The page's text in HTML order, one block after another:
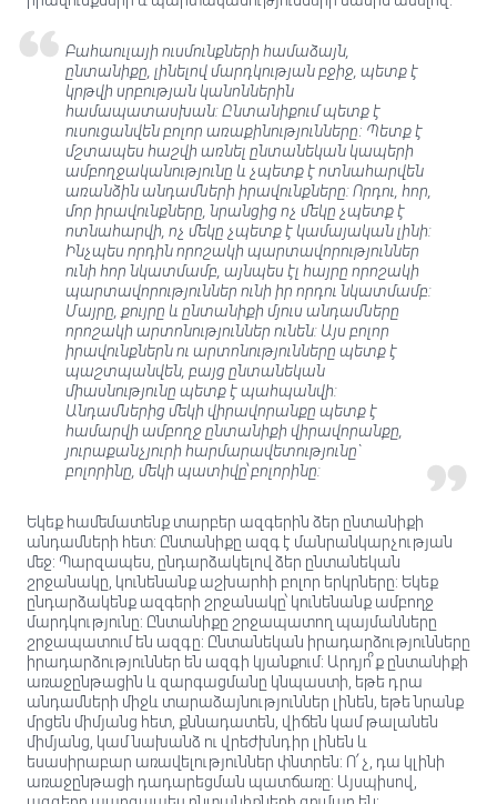
Բահաուլայի ուսմունքների համաձայն,
ընտանիքը, լինելով մարդկության բջիջ, պետք է
կրթվի սրբության կանոններին
համապատասխան: Ընտանիքում պետք է
ուսուցանվեն բոլոր առաքինությունները։ Պետք է
մշտապես հաշվի առնել ընտանեկան կապերի
ամբողջականությունը և չպետք է ոտնահարվեն
առանձին անդամների իրավունքները: Որդու, հոր,
մոր իրավունքները, նրանցից ոչ մեկը չպետք է
ոտնահարվի, ոչ մեկը չպետք է կամայական լինի:
Ինչպես որդին որոշակի պարտավորություններ
ունի հոր նկատմամբ, այնպես էլ հայրը որոշակի
պարտավորություններ ունի իր որդու նկատմամբ:
Մայրը, քույրը և ընտանիքի մյուս անդամները
որոշակի արտոնություններ ունեն: Այս բոլոր
իրավունքներն ու արտոնությունները պետք է
պաշտպանվեն, բայց ընտանեկան
միասնությունը պետք է պահպանվի:
Անդամներից մեկի վիրավորանքը պետք է
համարվի ամբողջ ընտանիքի վիրավորանքը,
յուրաքանչյուրի հարմարավետությունը`
բոլորինը, մեկի պատիվը՝ բոլորինը:
Եկեք համեմատենք տարբեր ազգերին ձեր ընտանիքի
անդամների հետ: Ընտանիքը ազգ է մանրանկարչության
մեջ: Պարզապես, ընդարձակելով ձեր ընտանեկան
շրջանակը, կունենանք աշխարհի բոլոր երկրները: Եկեք
ընդարձակենք ազգերի շրջանակը՝ կունենանք ամբողջ
մարդկությունը: Ընտանիքը շրջապատող պայմանները
շրջապատում են ազգը: Ընտանեկան իրադարձությունները
իրադարձություններ են ազգի կյանքում: Արդյո՞ք ընտանիքի
առաջընթացին և զարգացմանը կնպաստի, եթե դրա
անդամների միջև տարաձայնություններ լինեն, եթե նրանք
մրցեն միմյանց հետ, քննադատեն, վիճեն կամ թալանեն
միմյանց, կամ նախանձ ու վրեժխնդիր լինեն և
եսասիրաբար առավելություններ փնտրեն: Ո՛չ, դա կլինի
առաջընթացի դադարեցման պատճառը: Այսպիսով,